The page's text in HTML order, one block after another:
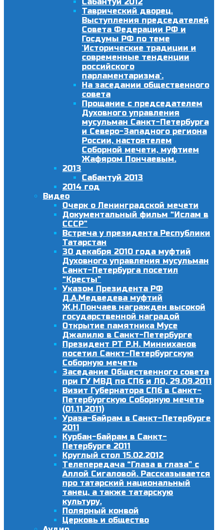
Таврический дворец.
Выступления председателей
Совета Федерации РФ и
Госдумы РФ по теме
`Исторические традиции и
современные тенденции
российского
парламентаризма`.
На заседании общественного
совета
Прощание с председателем
Духовного управления
мусульман Санкт-Петербурга
и Северо-Западного региона
России, настоятелем
Соборной мечети, муфтием
Жафяром Пончаевым.
2013
Сабантуй 2013
2014 год
Видео
Очерк о Ленинградской мечети
Документальный фильм “Ислам в
СССР”
Встреча у президента Республики
Татарстан
30 декабря 2010 года муфтий
Духовного управления мусульман
Санкт-Петербурга посетил
“Кресты”
Указом Президента РФ
Д.А.Медведева муфтий
Ж.Н.Пончаев награжден высокой
государственной наградой
Открытие памятника Мусе
Джалилю в Санкт-Петербурге
Президент РТ Р.Н. Минниханов
посетил Санкт-Петербургскую
Соборную мечеть
Заседание Общественного совета
при ГУ МВД по СПб и ЛО, 29.09.2011
Визит Губернатора СПб в Санкт-
Петербургскую Соборную мечеть
(01.11.2011)
Ураза-байрам в Санкт-Петербурге
2011
Курбан-байрам в Санкт-
Петербурге 2011
Круглый стол 15.02.2012
Телепередача “Глаза в глаза” с
Аллой Сигаловой. Рассказывается
про татарский национальный
танец, а также татарскую
культуру.
Полярный конвой
Церковь и общество